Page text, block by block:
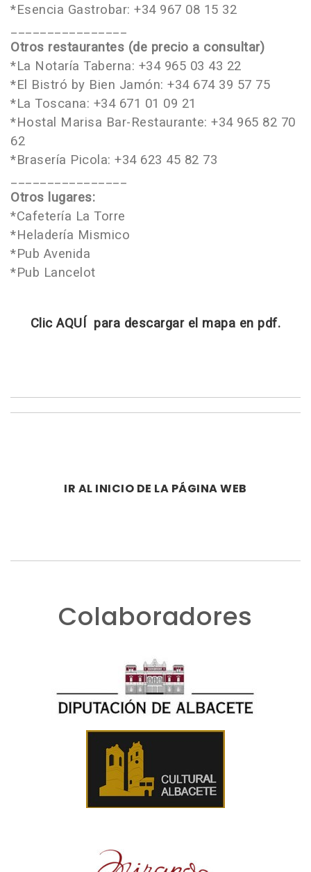
*Esencia Gastrobar: +34 967 08 15 32
Otros restaurantes (de precio a consultar)
*La Notaría Taberna: +34 965 03 43 22
*El Bistró by Bien Jamón: +34 674 39 57 75
*La Toscana: +34 671 01 09 21
*Hostal Marisa Bar-Restaurante: +34 965 82 70
62
*Brasería Picola: +34 623 45 82 73
Otros lugares:
*Cafetería La Torre
*Heladería Mismico
*Pub Avenida
*Pub Lancelot
Clic AQUÍ para descargar el mapa en pdf.
IR AL INICIO DE LA PÁGINA WEB
Colaboradores